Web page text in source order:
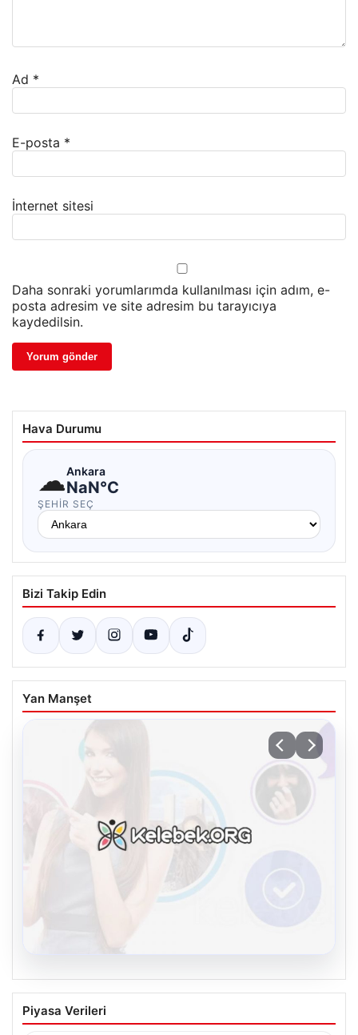
Ad *
E-posta *
İnternet sitesi
Daha sonraki yorumlarımda kullanılması için adım, e-
posta adresim ve site adresim bu tarayıcıya
kaydedilsin.
Hava Durumu
☁Ankara
NaN°C
ŞEHIR SEÇ
Bizi Takip Edin
Yan Manşet
Kelebek.Org İle Dijital İletişimin
Sertifikalı Adresi Ve Muhabbet
Piyasa Verileri